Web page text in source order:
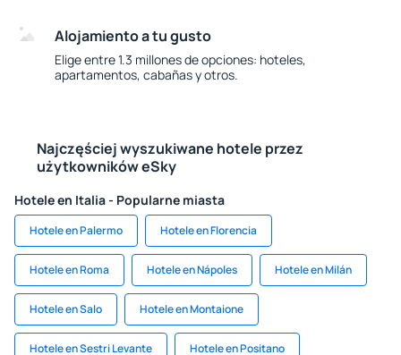
Alojamiento a tu gusto
Elige entre 1.3 millones de opciones: hoteles,
apartamentos, cabañas y otros.
Najczęściej wyszukiwane hotele przez
użytkowników eSky
Hotele en Italia - Popularne miasta
Hotele en Palermo Hotele en Florencia
Hotele en Roma Hotele en Nápoles Hotele en Milán
Hotele en Salo Hotele en Montaione
Hotele en Sestri Levante Hotele en Positano